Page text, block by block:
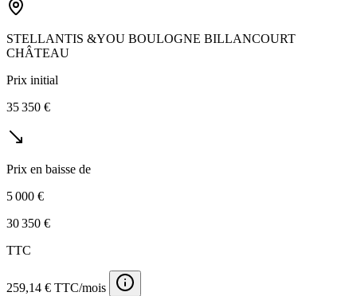
STELLANTIS &YOU BOULOGNE BILLANCOURT
CHÂTEAU
Prix initial
35 350 €
Prix en baisse de
5 000 €
30 350 €
TTC
259,14 € TTC/mois